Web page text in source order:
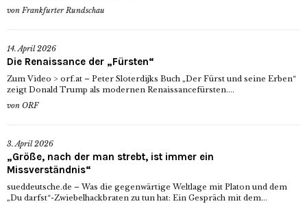
von Frankfurter Rundschau
14. April 2026
Die Renaissance der „Fürsten“
Zum Video > orf.at – Peter Sloterdijks Buch „Der Fürst und seine Erben“
zeigt Donald Trump als modernen Renaissancefürsten....
von ORF
3. April 2026
„Größe, nach der man strebt, ist immer ein
Missverständnis“
sueddeutsche.de – Was die gegenwärtige Weltlage mit Platon und dem
„Du darfst“-Zwiebelhackbraten zu tun hat: Ein Gespräch mit dem...